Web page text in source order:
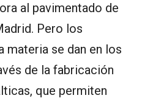
al pavimentado de
Pero los
materia se dan en los
de la fabricación
que permiten